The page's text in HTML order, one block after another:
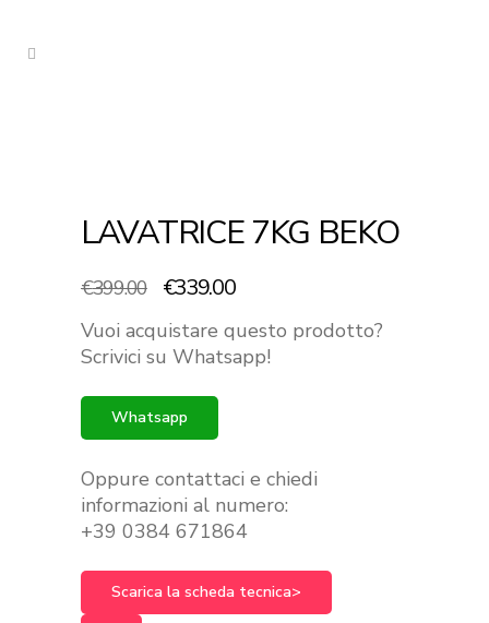
LAVATRICE 7KG BEKO
€399.00
Il
originale
era:
€399.00.
€339.00Il
attuale
è:
Vuoi acquistare questo prodotto?
Scrivici su Whatsapp!
Whatsapp
Oppure contattaci e chiedi
informazioni al numero:
+39 0384 671864
Scarica la scheda tecnica>